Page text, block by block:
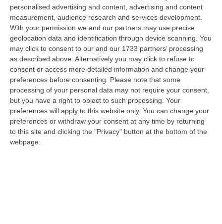
personalised advertising and content, advertising and content
measurement, audience research and services development.
With your permission we and our partners may use precise
geolocation data and identification through device scanning. You
may click to consent to our and our 1733 partners’ processing
as described above. Alternatively you may click to refuse to
consent or access more detailed information and change your
preferences before consenting.
Please note that some
processing of your personal data may not require your consent,
but you have a right to object to such processing. Your
preferences will apply to this website only. You can change your
preferences or withdraw your consent at any time by returning
to this site and clicking the "Privacy" button at the bottom of the
webpage.
BORGIAUna sferzata di energia, un vero e
proprio inno alla vita. Lo spettacolo
confezionato da Armonie d’Arte Festival e
andato in scena ieri sera al Parco
Archeologico Scolacium di Borgia, in
provincia di Catanzaro, rimarrà tra i momenti
più belli di questa XXII edizione progettata e
realizzata abilmente dal direttore artistico
Chiara Giordano. Il tenore internazionale
Vittorio Grigolo ha travolto il pubblico con la